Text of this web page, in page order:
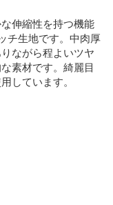
伸縮性を持つ機能
チ生地です。中肉厚
ながら程よいツヤ
素材です。綺麗目
しています。